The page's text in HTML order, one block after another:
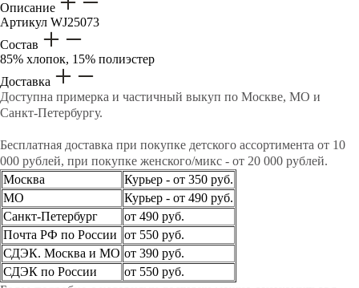
Описание
Артикул WJ25073
Состав
85% хлопок, 15% полиэстер
Доставка
Доступна примерка и частичный выкуп по Москве, МО и
Санкт-Петербургу.
Бесплатная доставка при покупке детского ассортимента от 10
000 рублей, при покупке женского/микс - от 20 000 рублей.
Москва
Курьер - от 350 руб.
МО
Курьер - от 490 руб.
Санкт-Петербург
от 490 руб.
Почта РФ по России от 550 руб.
СДЭК. Москва и МО от 390 руб.
СДЭК по России
от 550 руб.